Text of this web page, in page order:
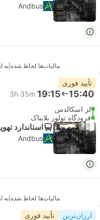
Andbus
مالیات‌ها لحاظ شده به
تأیید فوری
15:40
19:15
3h 35m
لز اسکالدس
فرودگاه تولوز بلایناک
استاندارد
Andbus
مالیات‌ها لحاظ شده به
ارزان‌ترین تأیید فوری